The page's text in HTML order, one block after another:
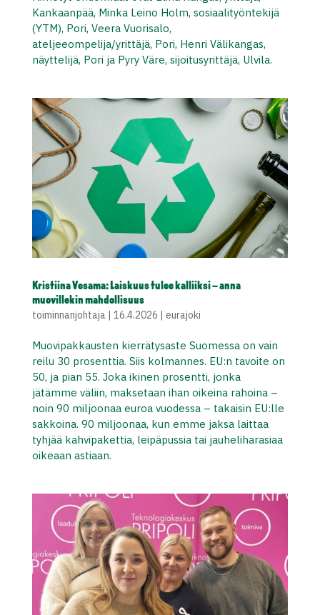
Kankaanpää, Minka Leino Holm, sosiaalityöntekijä
(YTM), Pori, Veera Vuorisalo,
ateljeeompelija/yrittäjä, Pori, Henri Välikangas,
näyttelijä, Pori ja Pyry Väre, sijoitusyrittäjä, Ulvila.
Kristiina Vesama: Laiskuus tulee kalliiksi – anna
muovillekin mahdollisuus
toiminnanjohtaja| 16.4.2026 | eurajoki
Muovipakkausten kierrätysaste Suomessa on vain
reilu 30 prosenttia. Siis kolmannes. EU:n tavoite on
50, ja pian 55. Joka ikinen prosentti, jonka
jätämme väliin, maksetaan ihan oikeina rahoina –
noin 90 miljoonaa euroa vuodessa – takaisin EU:lle
sakkoina. 90 miljoonaa, kun emme jaksa laittaa
tyhjää kahvipakettia, leipäpussia tai jauheliharasiaa
oikeaan astiaan.